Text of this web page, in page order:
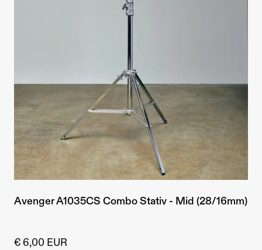
Avenger A1035CS Combo Stativ - Mid (28/16mm)
€ 6,00 EUR